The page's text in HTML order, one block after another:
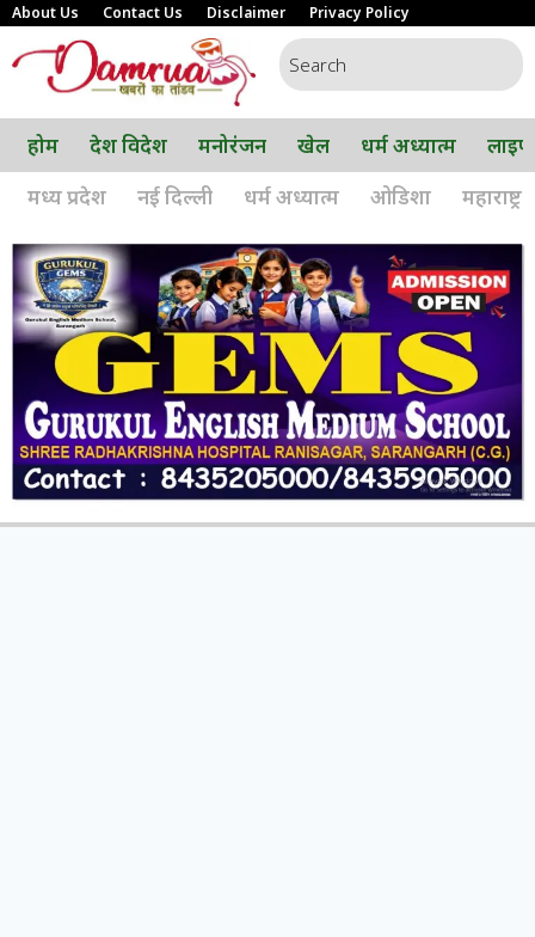
About Us Contact Us Disclaimer Privacy Policy
होम देश विदेश मनोरंजन खेल धर्म अध्यात्म
मध्य प्रदेश
नई दिल्ली धर्म अध्यात्म ओडिशा महाराष्ट्र